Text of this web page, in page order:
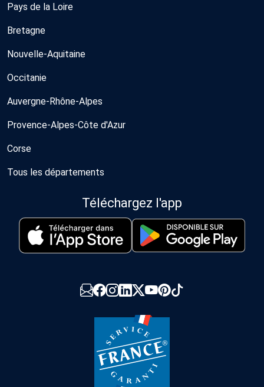
Pays de la Loire
Bretagne
Nouvelle-Aquitaine
Occitanie
Auvergne-Rhône-Alpes
Provence-Alpes-Côte d'Azur
Corse
Tous les départements
Téléchargez l'app